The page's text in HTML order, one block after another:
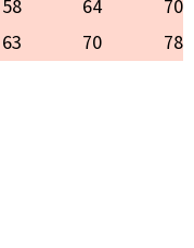
58 64
70
63 70 78